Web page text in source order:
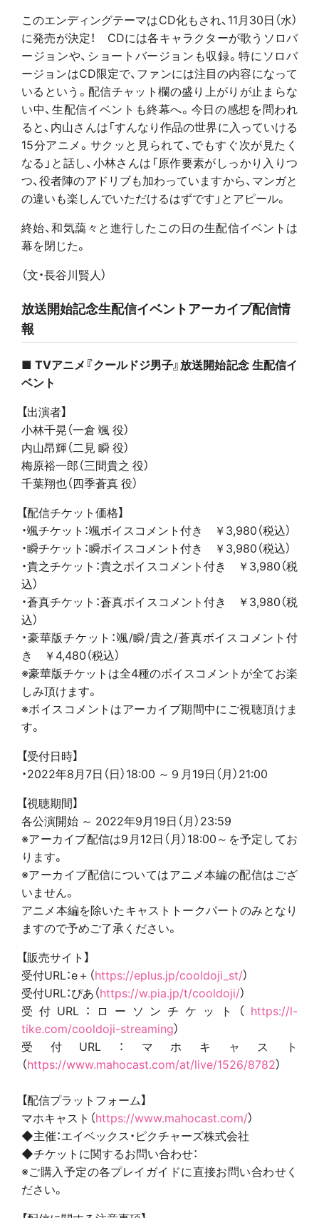
このエンディングテーマはCD化もされ、11月30日（水）
に発売が決定！ CDには各キャラクターが歌うソロバ
ージョンや、ショートバージョンも収録。特にソロバ
ージョンはCD限定で、ファンには注目の内容になって
いるという。配信チャット欄の盛り上がりが止まらな
い中、生配信イベントも終幕へ。今日の感想を問われ
ると、内山さんは「すんなり作品の世界に入っていける
15分アニメ。サクッと見られて、でもすぐ次が見たく
なる」と話し、小林さんは「原作要素がしっかり入りつ
つ、役者陣のアドリブも加わっていますから、マンガと
の違いも楽しんでいただけるはずです」とアピール。
終始、和気藹々と進行したこの日の生配信イベントは
幕を閉じた。
（文・長谷川賢人）
放送開始記念生配信イベントアーカイブ配信情
報
■ TVアニメ『クールドジ男子』放送開始記念 生配信イ
ベント
【出演者】
小林千晃（一倉 颯 役）
内山昂輝（二見 瞬 役）
梅原裕一郎（三間貴之 役）
千葉翔也（四季蒼真 役）
【配信チケット価格】
・颯チケット：颯ボイスコメント付き ￥3,980（税込）
・瞬チケット：瞬ボイスコメント付き ￥3,980（税込）
・貴之チケット：貴之ボイスコメント付き ￥3,980（税
込）
・蒼真チケット：蒼真ボイスコメント付き ￥3,980（税
込）
・豪華版チケット：颯/瞬/貴之/蒼真ボイスコメント付
き ￥4,480（税込）
※豪華版チケットは全4種のボイスコメントが全てお楽
しみ頂けます。
※ボイスコメントはアーカイブ期間中にご視聴頂けま
す。
【受付日時】
・2022年8月7日（日）18:00 ～９月19日（月）21:00
【視聴期間】
各公演開始 ～ 2022年9月19日（月）23:59
※アーカイブ配信は9月12日（月）18:00～を予定してお
ります。
※アーカイブ配信についてはアニメ本編の配信はござ
いません。
アニメ本編を除いたキャストトークパートのみとなり
ますので予めご了承ください。
【販売サイト】
受付URL：e＋（https://eplus.jp/cooldoji_st/）
受付URL：ぴあ（https://w.pia.jp/t/cooldoji/）
受付URL：ローソンチケット（ https://l-
tike.com/cooldoji-streaming）
受付URL：マホキャスト
（https://www.mahocast.com/at/live/1526/8782）
【配信プラットフォーム】
マホキャスト（https://www.mahocast.com/）
◆主催：エイベックス・ピクチャーズ株式会社
◆チケットに関するお問い合わせ：
※ご購入予定の各プレイガイドに直接お問い合わせく
ださい。